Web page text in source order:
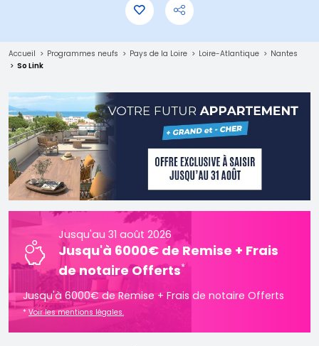
Accueil Programmes neufs Pays de la Loire Loire-Atlantique
Nantes
So Link
Jusqu'au 31 août 2026
Jusqu'à 6000€ de Remise + Frais
de notaire Offerts*
Jusqu'à 6000€ de Remise + Frais de notaire Offerts
*Voir les mentions légales.